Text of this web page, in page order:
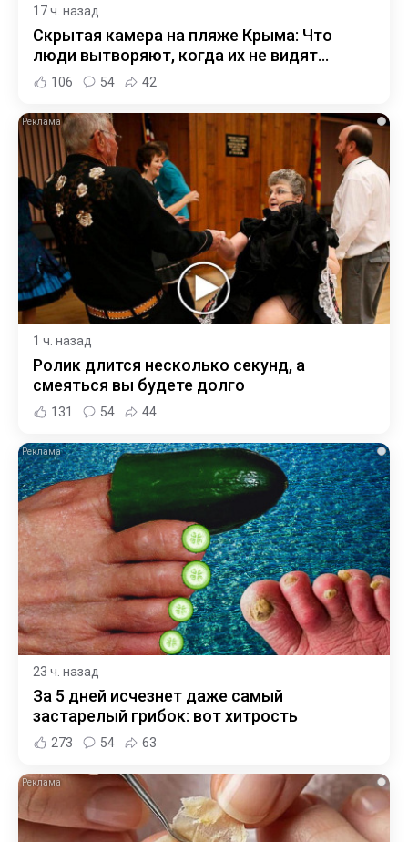
17 ч. назад
Скрытая камера на пляже Крыма: Что
люди вытворяют, когда их не видят...
106 54 42
i
1 ч. назад
Ролик длится несколько секунд, а
смеяться вы будете долго
131 54 44
i
23 ч. назад
За 5 дней исчезнет даже самый
застарелый грибок: вот хитрость
273 54 63
i